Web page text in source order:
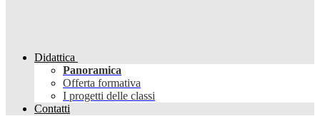
Didattica
Panoramica
Offerta formativa
I progetti delle classi
Contatti